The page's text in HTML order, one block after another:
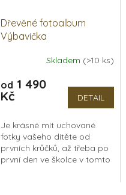
Dřevěné fotoalbum
Výbavička
produktu
je
5
hvězdiček.
Skladem (>10 ks)
od 1 490
Kč
DETAIL
Je krásné mít uchované
fotky vašeho dítěte od
prvních krůčků, až třeba po
první den ve školce v tomto